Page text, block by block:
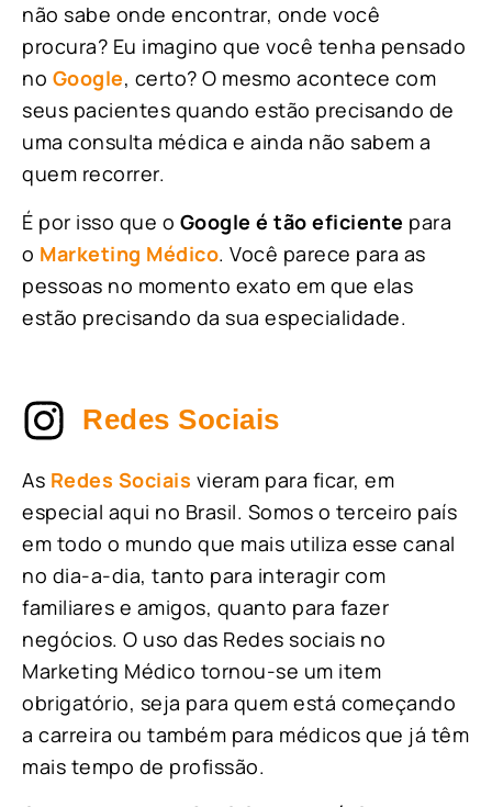
não sabe onde encontrar, onde você
procura? Eu imagino que você tenha pensado
no Google, certo? O mesmo acontece com
seus pacientes quando estão precisando de
uma consulta médica e ainda não sabem a
quem recorrer.
É por isso que o Google é tão eficiente para
o Marketing Médico. Você parece para as
pessoas no momento exato em que elas
estão precisando da sua especialidade.
Redes Sociais
As Redes Sociais vieram para ficar, em
especial aqui no Brasil. Somos o terceiro país
em todo o mundo que mais utiliza esse canal
no dia-a-dia, tanto para interagir com
familiares e amigos, quanto para fazer
negócios. O uso das Redes sociais no
Marketing Médico tornou-se um item
obrigatório, seja para quem está começando
a carreira ou também para médicos que já têm
mais tempo de profissão.